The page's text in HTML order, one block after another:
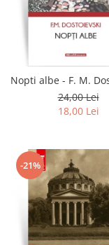
Literatura
Moderna
Romana
Universala
Calatorii
Memorii
Publicistica /
Stiinte umaniste
Istorie
Nopti albe - F. M.
24,00 Lei
18,00 Lei
-21%